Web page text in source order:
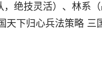
，绝技灵活）、林系
天下归心兵法策略 三